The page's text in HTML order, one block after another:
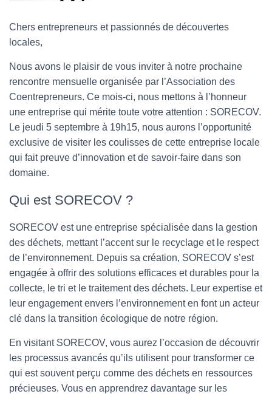
Chers entrepreneurs et passionnés de découvertes
locales,
Nous avons le plaisir de vous inviter à notre prochaine
rencontre mensuelle organisée par l’Association des
Coentrepreneurs. Ce mois-ci, nous mettons à l’honneur
une entreprise qui mérite toute votre attention : SORECOV.
Le jeudi 5 septembre à 19h15, nous aurons l’opportunité
exclusive de visiter les coulisses de cette entreprise locale
qui fait preuve d’innovation et de savoir-faire dans son
domaine.
Qui est SORECOV ?
SORECOV est une entreprise spécialisée dans la gestion
des déchets, mettant l’accent sur le recyclage et le respect
de l’environnement. Depuis sa création, SORECOV s’est
engagée à offrir des solutions efficaces et durables pour la
collecte, le tri et le traitement des déchets. Leur expertise et
leur engagement envers l’environnement en font un acteur
clé dans la transition écologique de notre région.
En visitant SORECOV, vous aurez l’occasion de découvrir
les processus avancés qu’ils utilisent pour transformer ce
qui est souvent perçu comme des déchets en ressources
précieuses. Vous en apprendrez davantage sur les